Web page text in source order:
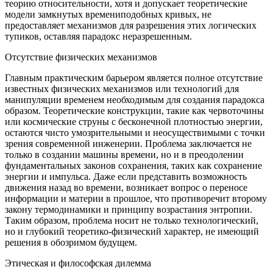
теорию относительности, хотя и допускает теоретические
модели замкнутых времениподобных кривых, не
предоставляет механизмов для разрешения этих логических
тупиков, оставляя парадокс неразрешенным.
Отсутствие физических механизмов
Главным практическим барьером является полное отсутствие
известных физических механизмов или технологий для
манипуляции временем необходимым для создания парадокса
образом. Теоретические конструкции, такие как червоточины
или космические струны с бесконечной плотностью энергии,
остаются чисто умозрительными и неосуществимыми с точки
зрения современной инженерии. Проблема заключается не
только в создании машины времени, но и в преодолении
фундаментальных законов сохранения, таких как сохранение
энергии и импульса. Даже если представить возможность
движения назад во времени, возникает вопрос о переносе
информации и материи в прошлое, что противоречит второму
закону термодинамики и принципу возрастания энтропии.
Таким образом, проблема носит не только технологический,
но и глубокий теоретико-физический характер, не имеющий
решения в обозримом будущем.
Этическая и философская дилемма